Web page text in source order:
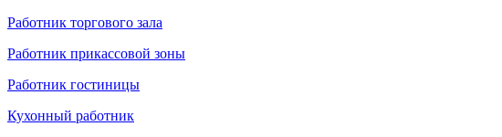
Работник торгового зала
Работник прикассовой зоны
Работник гостиницы
Кухонный работник